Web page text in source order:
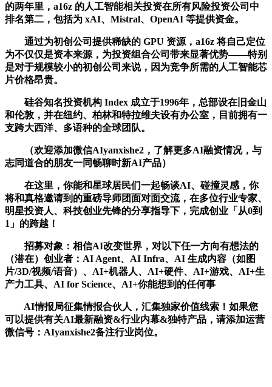
的两年里，a16z 的人工智能相关投资在所有风险投资公司中
排名第二，包括为 xAI、Mistral、OpenAI 等提供资金。
通过为初创公司提供稀缺的 GPU 资源，a16z 将自己定位
为不仅仅是资本来源，为投资组合公司带来显著优势——特别
是对于规模较小的初创公司来说，因为竞争所需的人工智能芯
片价格昂贵。
硅谷知名投资机构 Index 成立于1996年，总部设在旧金山
和伦敦，并在纽约、柏林和特拉维夫设有办公室，目前拥有一
支跨大西洋、多语种的全球团队。
（欢迎添加微信AIyanxishe2，了解更多AI融资情况，与
志同道合的朋友一同畅聊时新AI产品）
在这里，你能和星球居民们一起畅谈AI、碰撞灵感，你
将和真格邀请到的重磅导师团面对面交流，在多位行业专家、
明星投资人、科技创业先锋的分享指导下，完成创业「从0到
1」的跨越！
招募对象：相信AI改变世界，对以下任一方向有想法的
（潜在）创业者：AI Agent、AI Infra、AI 生成内容（如图
片/3D/视频/语音）、AI+机器人、AI+硬件、AI+游戏、AI+生
产力工具、AI for Science、AI+你能想到的任何事
AI情报局征集情报合伙人，汇集独家价值线索！如果您
可以提供有关AI最新融资&行业内幕&独特产品，请添加运营
微信号：AIyanxishe2备注行业岗位。